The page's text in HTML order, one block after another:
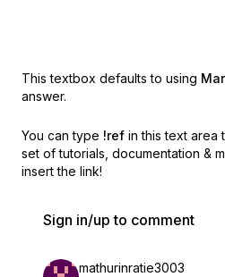
This textbox defaults to using
answer.
You can type !ref in this text area
set of tutorials, documentation &
insert the link!
Sign in/up to comment
mathurinratie3003